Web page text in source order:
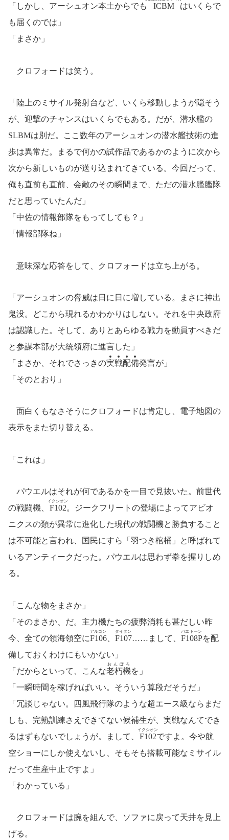
「しかし、アーシュオン本土からでも ICBM
はいくらで
も届くのでは」
「まさか」
クロフォードは笑う。
「陸上のミサイル発射台など、いくら移動しようが隠そう
が、迎撃のチャンスはいくらでもある。だが、潜水艦の
SLBMは別だ。ここ数年のアーシュオンの潜水艦技術の進
歩は異常だ。まるで何かの試作品であるかのように次から
次から新しいものが送り込まれてきている。今回だって、
俺も直前も直前、会敵のその瞬間まで、ただの潜水艦艦隊
だと思っていたんだ」
「中佐の情報部隊をもってしても？」
「情報部隊ね」
意味深な応答をして、クロフォードは立ち上がる。
「アーシュオンの脅威は日に日に増している。まさに神出
鬼没。どこから現れるかわかりはしない。それを中央政府
は認識した。そして、ありとあらゆる戦力を動員すべきだ
と参謀本部が大統領府に進言した」
「まさか、それでさっきの実戦配備発言が」
「そのとおり」
面白くもなさそうにクロフォードは肯定し、電子地図の
表示をまた切り替える。
「これは」
パウエルはそれが何であるかを一目で見抜いた。前世代
の戦闘機、 F102
イクシオン
。ジークフリートの登場によってアビオ
ニクスの類が異常に進化した現代の戦闘機と勝負すること
は不可能と言われ、国民にすら「羽つき棺桶」と呼ばれて
いるアンティークだった。パウエルは思わず拳を握りしめ
る。
「こんな物をまさか」
「そのまさか、だ。主力機たちの疲弊消耗も甚だしい昨
今、全ての領海領空にF106
アルゴン
F107
タイタン
……まして、 F108P
パエトーン
を配
備しておくわけにもいかない」
「だからといって、こんな老朽機
おんぼろ
を」
「一瞬時間を稼げればいい。そういう算段だそうだ」
「冗談じゃない。四風飛行隊のような超エース級ならまだ
しも、完熟訓練さえできてない候補生が、実戦なんてでき
るはずもないでしょうが。まして、 F102
イクシオン
ですよ。今や航
空ショーにしか使えないし、そもそも搭載可能なミサイル
だって生産中止ですよ」
「わかっている」
クロフォードは腕を組んで、ソファに戻って天井を見上
げる。